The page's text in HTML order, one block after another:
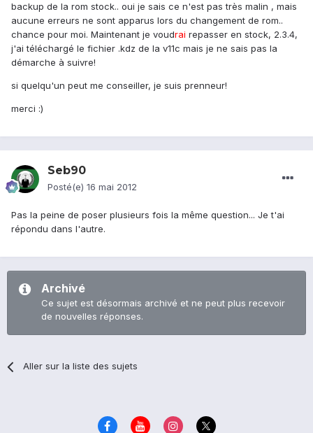
backup de la rom stock.. oui je sais ce n'est pas très malin , mais
aucune erreurs ne sont apparus lors du changement de rom..
chance pour moi. Maintenant je voudrai repasser en stock, 2.3.4,
j'ai téléchargé le fichier .kdz de la v11c mais je ne sais pas la
démarche à suivre!
si quelqu'un peut me conseiller, je suis prenneur!
merci :)
Seb90
Posté(e) 16 mai 2012
Pas la peine de poser plusieurs fois la même question... Je t'ai
répondu dans l'autre.
Archivé
Ce sujet est désormais archivé et ne peut plus recevoir
de nouvelles réponses.
Aller sur la liste des sujets